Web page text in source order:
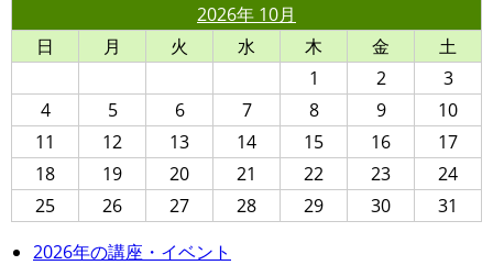
2026年 10月
日
月 火 水 木 金
土
1
2
3
4
5 6 7 8 9
10
11
12 13 14 15 16
17
18
19 20 21 22 23
24
25
26 27 28 29 30
31
2026年の講座・イベント